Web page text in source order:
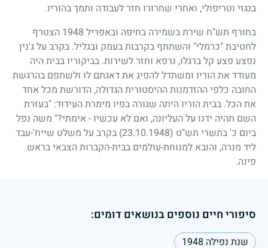
בנגזי וטריפולי, ואחרי שחרורו חזר לעבודה ותמך בהוריו.
בחורף תש"ח שירת בשמירה בחיפה ובאפריל 1948 הצטרף
לחטיבת "כרמלי" והשתתף בקרבות בעמק ובגליל. בקרב על ג'נין
נפצע פצע קל ברגלו, נרפא וחזר לשירות. בביקוריו בבית היה
מעודד את הוריו ומשתדל להפיג את דאגתם לו ולשתפם בהרגשת
החובה כלפי ההזדמנות ההיסטורית הגדולה, הדורשת מכל אחד
את הכל. בבית הוריו היתה שגורה בפיו מימרת העידוד: "בעזרת
השם תהיה ידנו על העליונה, ואם לא עכשיו - אימתי?" משה נפל
ביום כ' בתשרי תש"ט (23.10.1948)
בקרב על משלט שייח'-עבד
ליד מנרה, והובא למנוחת-עולמים בבית-הקברות הצבאי בראש
פינה.
סיפורי חיים נוספים בנושאים דומים:
שנת נפילה 1948